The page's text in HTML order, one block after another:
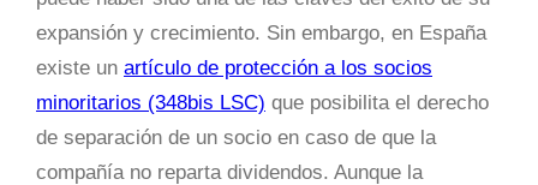
expansión y crecimiento. Sin embargo, en España
existe un artículo de protección a los socios
minoritarios (348bis LSC) que posibilita el derecho
de separación de un socio en caso de que la
compañía no reparta dividendos. Aunque la